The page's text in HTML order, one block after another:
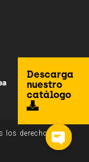
Descarga
nuestro
catálogo
los derechos